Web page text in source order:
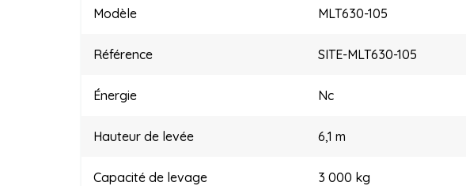
Modèle MLT630-105
Référence SITE-MLT630-105
Énergie Nc
Hauteur de levée 6,1 m
Capacité de levage 3 000 kg